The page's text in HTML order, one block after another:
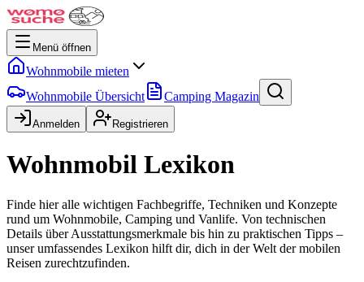
Menü öffnen
Wohnmobile mieten
Wohnmobile Übersicht
Camping Magazin
Anmelden Registrieren
Wohnmobil Lexikon
Finde hier alle wichtigen Fachbegriffe, Techniken und Konzepte
rund um Wohnmobile, Camping und Vanlife. Von technischen
Details über Ausstattungsmerkmale bis hin zu praktischen Tipps –
unser umfassendes Lexikon hilft dir, dich in der Welt der mobilen
Reisen zurechtzufinden.